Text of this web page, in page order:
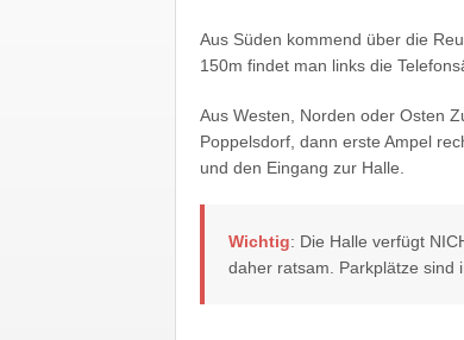
Aus Süden kommend über die
150m findet man links die
Aus Westen, Norden oder Osten
Poppelsdorf, dann erste Ampel
und den Eingang zur Halle.
Wichtig: Die Halle verfügt
daher ratsam. Parkplätze sind